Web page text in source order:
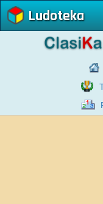
Ludoteka